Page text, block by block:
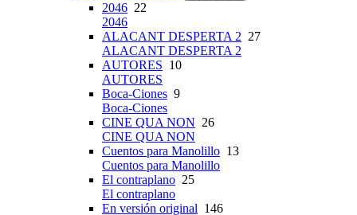
2046 22
2046
ALACANT DESPERTA 2 27
ALACANT DESPERTA 2
AUTORES 10
AUTORES
Boca-Ciones 9
Boca-Ciones
CINE QUA NON 26
CINE QUA NON
Cuentos para Manolillo 13
Cuentos para Manolillo
El contraplano 25
El contraplano
En versión original 146